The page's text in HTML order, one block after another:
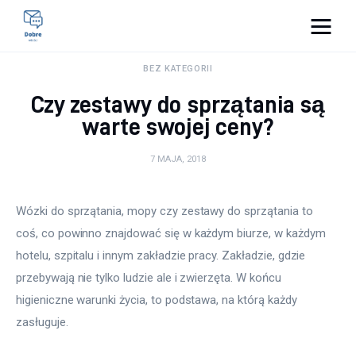
Lifestyle
Uroda
Więcej
BEZ KATEGORII
Czy zestawy do sprzątania są
warte swojej ceny?
7 MAJA, 2018
Wózki do sprzątania, mopy czy zestawy do sprzątania to
coś, co powinno znajdować się w każdym biurze, w każdym
hotelu, szpitalu i innym zakładzie pracy. Zakładzie, gdzie
przebywają nie tylko ludzie ale i zwierzęta. W końcu
higieniczne warunki życia, to podstawa, na którą każdy
zasługuje.